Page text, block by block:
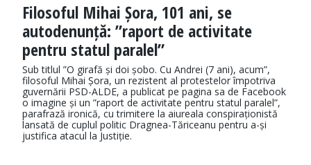
Filosoful Mihai Șora, 101 ani, se
autodenunță: ”raport de activitate
pentru statul paralel”
Sub titlul ”O girafă și doi șobo. Cu Andrei (7 ani), acum”,
filosoful Mihai Șora, un rezistent al protestelor împotriva
guvernării PSD-ALDE, a publicat pe pagina sa de Facebook
o imagine și un ”raport de activitate pentru statul paralel”,
parafrază ironică, cu trimitere la aiureala conspiraționistă
lansată de cuplul politic Dragnea-Tăriceanu pentru a-și
justifica atacul la Justiție.